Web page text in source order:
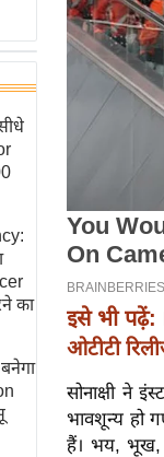
का
इसे भी पढ़ें:
ओटीटी
सोनाक्षी ने
भावशून्य हो
हैं। भय, भूख,